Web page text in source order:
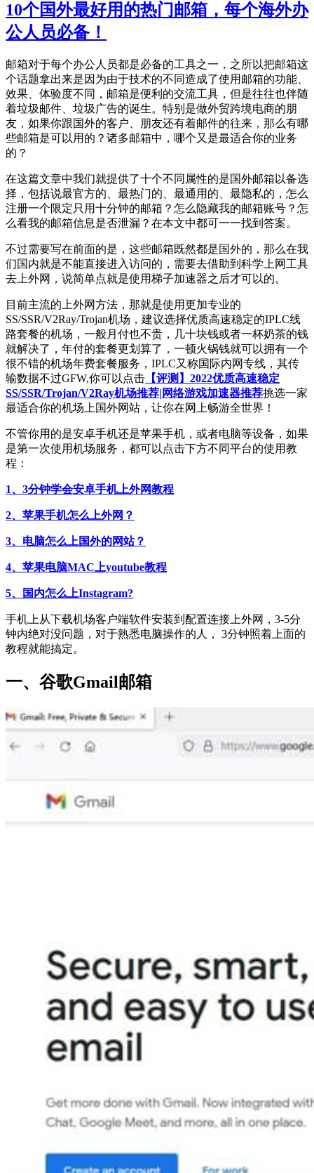
10个国外最好用的热门邮箱，每个海外办
公人员必备！
邮箱对于每个办公人员都是必备的工具之一，之所以把邮箱这
个话题拿出来是因为由于技术的不同造成了使用邮箱的功能、
效果、体验度不同，邮箱是便利的交流工具，但是往往也伴随
着垃圾邮件、垃圾广告的诞生。特别是做外贸跨境电商的朋
友，如果你跟国外的客户、朋友还有着邮件的往来，那么有哪
些邮箱是可以用的？诸多邮箱中，哪个又是最适合你的业务
的？
在这篇文章中我们就提供了十个不同属性的是国外邮箱以备选
择，包括说最官方的、最热门的、最通用的、最隐私的，怎么
注册一个限定只用十分钟的邮箱？怎么隐藏我的邮箱账号？怎
么看我的邮箱信息是否泄漏？在本文中都可一一找到答案。
不过需要写在前面的是，这些邮箱既然都是国外的，那么在我
们国内就是不能直接进入访问的，需要去借助到科学上网工具
去上外网，说简单点就是使用梯子加速器之后才可以的。
目前主流的上外网方法，那就是使用更加专业的
SS/SSR/V2Ray/Trojan机场，建议选择优质高速稳定的IPLC线
路套餐的机场，一般月付也不贵，几十块钱或者一杯奶茶的钱
就解决了，年付的套餐更划算了，一顿火锅钱就可以拥有一个
很不错的机场年费套餐服务，IPLC又称国际内网专线，其传
输数据不过GFW,你可以点击 【评测】2022优质高速稳定
SS/SSR/Trojan/V2Ray机场推荐|网络游戏加速器推荐挑选一家
最适合你的机场上国外网站，让你在网上畅游全世界！
不管你用的是安卓手机还是苹果手机，或者电脑等设备，如果
是第一次使用机场服务，都可以点击下方不同平台的使用教
程：
1、3分钟学会安卓手机上外网教程
2、苹果手机怎么上外网？
3、电脑怎么上国外的网站？
4、苹果电脑MAC上youtube教程
5、国内怎么上Instagram?
手机上从下载机场客户端软件安装到配置连接上外网，3-5分
钟内绝对没问题，对于熟悉电脑操作的人， 3分钟照着上面的
教程就能搞定。
一、 谷歌Gmail邮箱